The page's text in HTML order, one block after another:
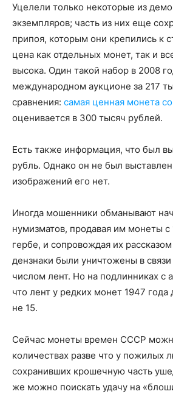
Уцелели только некоторые из
экземпляров; часть из них еще
припоя, которым они крепились к
цена как отдельных монет, так и
высока. Один такой набор в 2008
международном аукционе за 217
сравнения: самая ценная монета
оценивается в 300 тысяч рублей.
Есть также информация, что был
рубль. Однако он не был
изображений его нет.
Иногда мошенники обманывают
нумизматов, продавая им монеты с
гербе, и сопровождая их
дензнаки были уничтожены в
числом лент. Но на подлинниках с
что лент у редких монет 1947
не 15.
Сейчас монеты времен СССР
количествах разве что у пожилых
сохранивших крошечную часть
же можно поискать удачу на